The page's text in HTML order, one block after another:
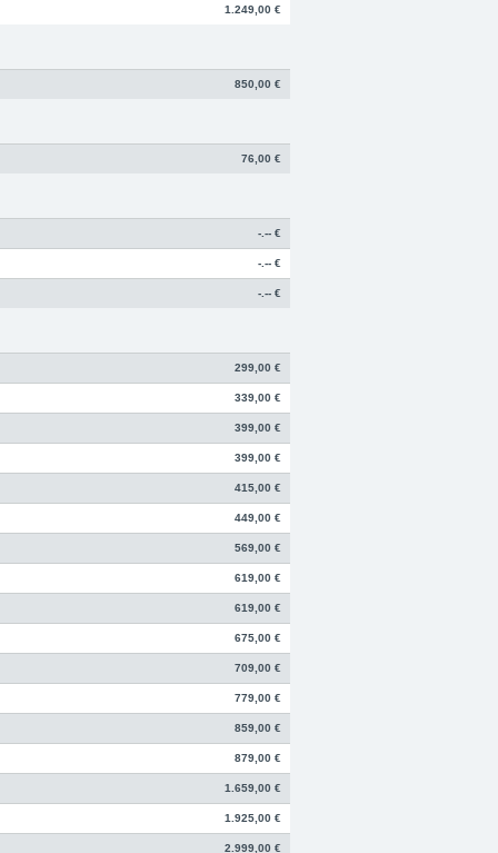
1.249,00 €
850,00 €
76,00 €
-.-- €
-.-- €
-.-- €
299,00 €
339,00 €
399,00 €
399,00 €
415,00 €
449,00 €
569,00 €
619,00 €
619,00 €
675,00 €
709,00 €
779,00 €
859,00 €
879,00 €
1.659,00 €
1.925,00 €
2.999,00 €